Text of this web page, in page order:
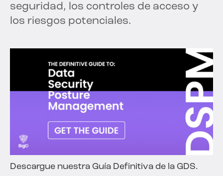
seguridad, los controles de acceso y
los riesgos potenciales.
Descargue nuestra Guía Definitiva de la GDS.